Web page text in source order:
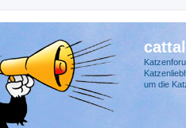
um die